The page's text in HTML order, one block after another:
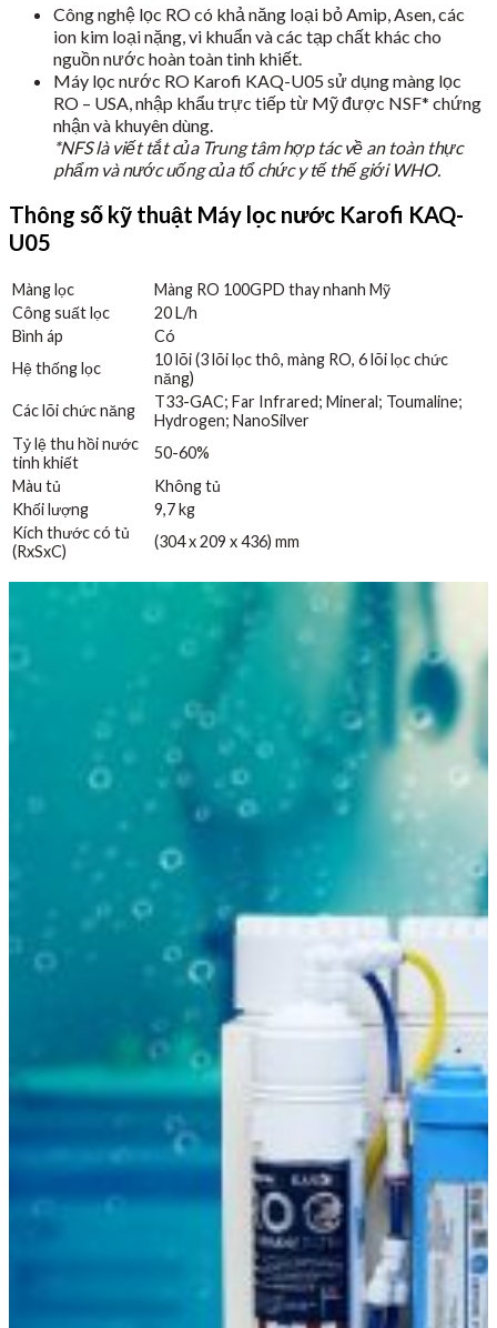
Công nghệ lọc RO có khả năng loại bỏ Amip, Asen, các
ion kim loại nặng, vi khuẩn và các tạp chất khác cho
nguồn nước hoàn toàn tinh khiết.
Máy lọc nước RO Karofi KAQ-U05 sử dụng màng lọc
RO – USA, nhập khẩu trực tiếp từ Mỹ được NSF* chứng
nhận và khuyên dùng.
*NFS là viết tắt của Trung tâm hợp tác về an toàn thực
phẩm và nước uống của tổ chức y tế thế giới WHO.
Thông số kỹ thuật Máy lọc nước Karofi KAQ-
U05
Màng lọc
Màng RO 100GPD thay nhanh Mỹ
Công suất lọc
20 L/h
Bình áp
Có
Hệ thống lọc
10 lõi (3 lõi lọc thô, màng RO, 6 lõi lọc chức
năng)
Các lõi chức năng
T33-GAC; Far Infrared; Mineral; Toumaline;
Hydrogen; NanoSilver
Tỷ lệ thu hồi nước
tinh khiết
50-60%
Màu tủ
Không tủ
Khối lượng
9,7 kg
Kích thước có tủ
(RxSxC)
(304 x 209 x 436) mm